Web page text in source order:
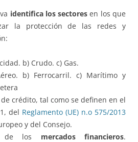
identifica los sectores en los que
la protección de las redes y
b) Crudo. c) Gas.
b) Ferrocarril. c) Marítimo y
crédito, tal como se definen en el
del Reglamento (UE) n.o 575/2013
y del Consejo.
de los mercados financieros.